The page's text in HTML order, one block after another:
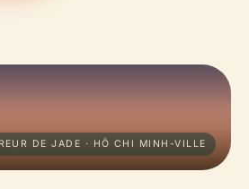
DE JADE · HÔ CHI MINH-VILLE